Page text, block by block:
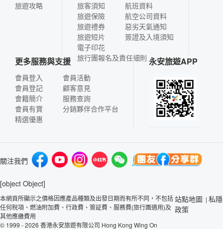
旅遊攻略
旅客須知
旅遊保險
旅遊禮券
旅遊短片
電子印花
航班資料
航空公司資料
惡劣天氣通知
簽證及入境須知
旅行團報名及責任細則
更多服務與支援
會員登入
會員登記
會籍簡介
會員有賞
精選優惠
會員活動
顧客意見
服務查詢
分銷夥伴合作平台
永安旅遊APP
關注我們
[object Object]
本網頁所顯示之價格因應產品種類及出發日期而有所不同，不包括
任何稅項、燃油附加費、行政費、簽証費、服務費(旅行團適用)及
其他應繳費用
© 1999 - 2026 香港永安旅遊有限公司 Hong Kong Wing On
站點地圖 | 私隱
政策